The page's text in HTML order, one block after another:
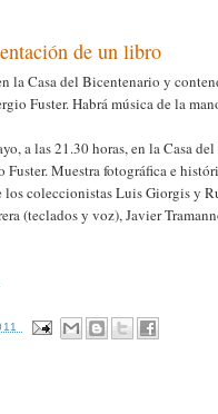
de un libro
la Casa del Bicentenario y
Fuster. Habrá música de la
a las 21.30 horas, en la Casa
Fuster. Muestra fotográfica e
los coleccionistas Luis Giorgis y
(teclados y voz), Javier